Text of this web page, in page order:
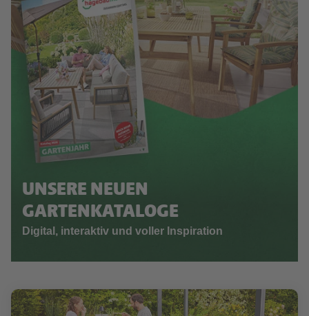
UNSERE NEUEN
GARTENKATALOGE
Digital, interaktiv und voller Inspiration